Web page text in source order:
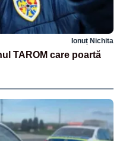
Ionuț Nichita
TAROM care poartă